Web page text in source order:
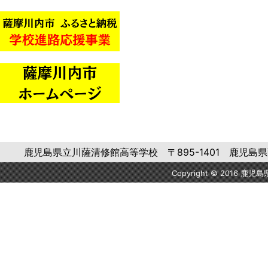
鹿児島県立川薩清修館高等学校 〒895-1401 鹿児
Copyright © 2016 鹿児島